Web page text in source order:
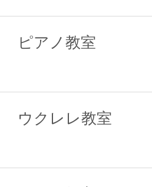
ピアノ教室
ウクレレ教室